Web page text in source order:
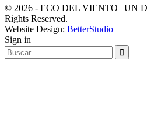
© 2026 - ECO DEL VIENTO | UN
Rights Reserved.
Website Design: BetterStudio
Sign in